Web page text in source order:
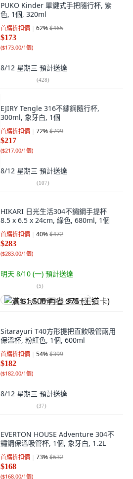
PUKO Kinder 單鍵式手把隨行杯, 紫
色, 1個, 320ml
首購折扣價 62%$465
$173
($173.00/1個)
8/12 星期三 預計送達
(428)
EJIRY Tengle 316不鏽鋼隨行杯,
300ml, 象牙白, 1個
首購折扣價 72%$799
$217
($217.00/1個)
8/12 星期三 預計送達
(107)
HIKARI 日光生活304不鏽鋼手提杯
8.5 x 6.5 x 24cm, 綠色, 680ml, 1個
首購折扣價 40%$472
$283
($283.00/1個)
明天 8/10 (一) 預計送達
(5)
满 $1,500 再省 $75 (王道卡)
Sitarayuri T40方形提把直飲吸管兩用
保溫杯, 粉紅色, 1個, 600ml
首購折扣價 54%$399
$182
($182.00/1個)
8/12 星期三 預計送達
(37)
EVERTON HOUSE Adventure 304不
鏽鋼保溫吸管杯, 1個, 象牙白, 1.2L
首購折扣價 73%$632
$168
($168.00/1個)